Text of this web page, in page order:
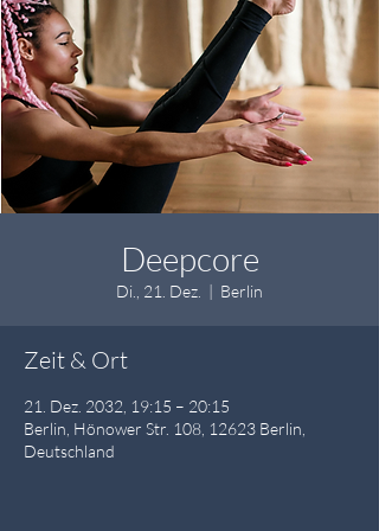
Deepcore
Di., 21. Dez.
  |
Berlin
Zeit & Ort
21. Dez. 2032, 19:15 – 20:15
Berlin, Hönower Str. 108, 12623 Berlin,
Deutschland